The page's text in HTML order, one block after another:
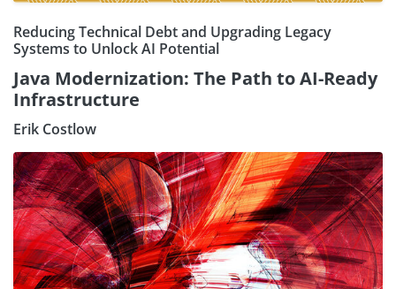
Reducing Technical Debt and Upgrading Legacy
Systems to Unlock AI Potential
Java Modernization: The Path to AI-Ready
Infrastructure
Erik Costlow